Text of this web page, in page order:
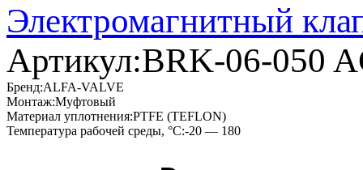
Электромагнитный
Артикул:BRK-06-050
Бренд:ALFA-VALVE
Монтаж:Муфтовый
Материал уплотнения:PTFE (TEFLON)
Температура рабочей среды, °C:-20 — 180